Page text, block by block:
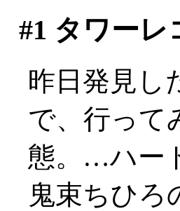
#1 タワーレ
昨日発見し
で、行って
態。…ハー
鬼束ちひろ